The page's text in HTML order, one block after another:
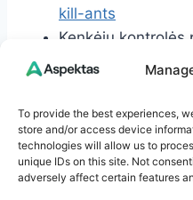
To provide the best experiences,
store and/or access device
technologies will allow us to
unique IDs on this site. Not
adversely affect certain features
kill-ants
Kenkėjų kontrolės
natūralius
exterminators/
get-rid-of-ants/
Pastaba: nuorodų